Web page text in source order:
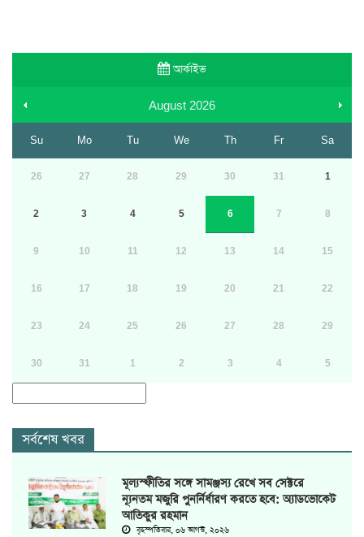
আর্কাইভ
August 2026
Su Mo Tu We Th Fr Sa
26 27 28 29 30 31 1
2 3 4 5 6 7 8
9 10 11 12 13 14 15
16 17 18 19 20 21 22
23 24 25 26 27 28 29
30 31 1 2 3 4 5
সর্বশেষ খবর
মূল্যস্ফীতির সঙ্গে সামঞ্জস্য রেখে সব সেক্টরে
ন্যূনতম মজুরি পুনর্নির্ধারণ করতে হবে: অ্যাডভোকেট
আতিকুর রহমান
বৃহস্পতিবার, ০৬ আগস্ট, ২০২৬